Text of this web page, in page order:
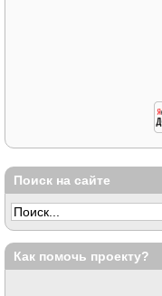
Поиск на сайте
Как помочь проекту?